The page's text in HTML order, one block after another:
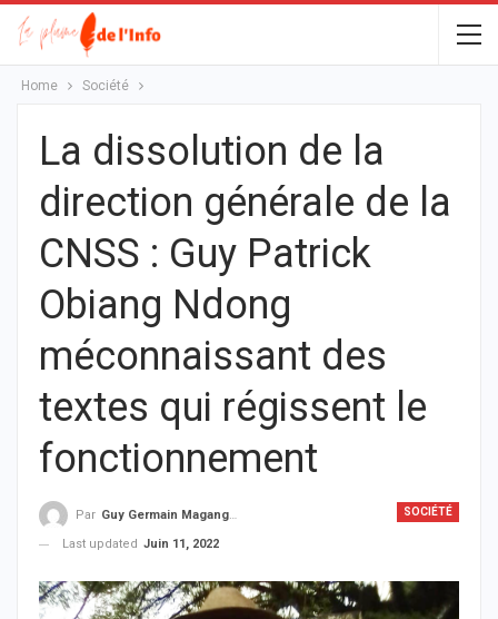
Home Société
La dissolution de la
direction générale de la
CNSS : Guy Patrick
Obiang Ndong
méconnaissant des
textes qui régissent le
fonctionnement
SOCIÉTÉ
Par Guy Germain Maganga Nziengui
Last updated Juin 11, 2022